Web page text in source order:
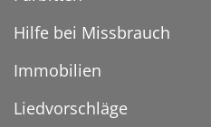
Hilfe bei Missbrauch
Immobilien
Liedvorschläge